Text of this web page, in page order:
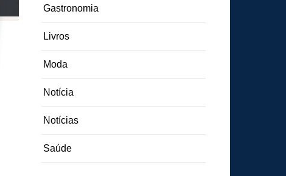
Gastronomia
Livros
Moda
Notícia
Notícias
Saúde